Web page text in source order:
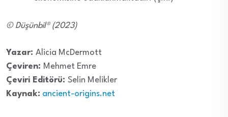
© Düşünbil® (2023)
Yazar: Alicia McDermott
Çeviren: Mehmet Emre
Çeviri Editörü: Selin Melikler
Kaynak: ancient-origins.net